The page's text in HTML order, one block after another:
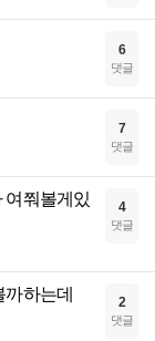
6
댓글
7
댓글
여쭤볼게있
4
댓글
하는데 2
댓글